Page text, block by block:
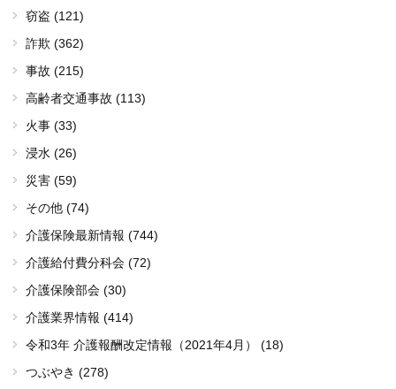
窃盗 (121)
詐欺 (362)
事故 (215)
高齢者交通事故 (113)
火事 (33)
浸水 (26)
災害 (59)
その他 (74)
介護保険最新情報 (744)
介護給付費分科会 (72)
介護保険部会 (30)
介護業界情報 (414)
令和3年 介護報酬改定情報（2021年4月） (18)
つぶやき (278)